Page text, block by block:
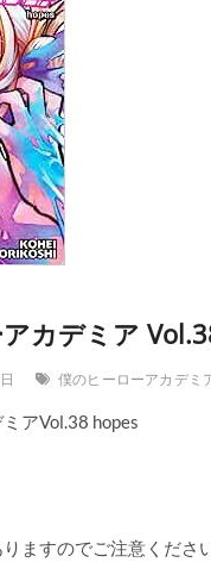
カデミア
僕のヒーローアカデミ
アVol.38 hopes
ますのでご注意くださ